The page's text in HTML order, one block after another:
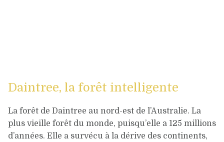
Daintree, la forêt intelligente
La forêt de Daintree au nord-est de l’Australie. La
plus vieille forêt du monde, puisqu’elle a 125 millions
d’années. Elle a survécu à la dérive des continents,